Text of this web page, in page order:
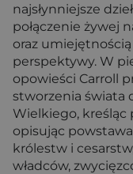
najsłynniejsze
połączenie żywej
oraz
perspektywy. W
opowieści Carroll
stworzenia świata
Wielkiego, kreśląc
opisując
królestw i
władców,